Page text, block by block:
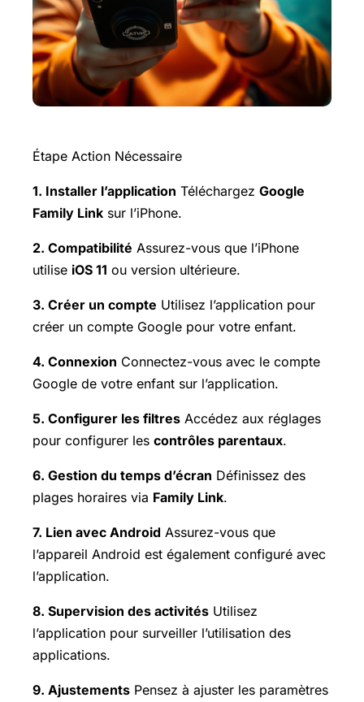
Étape Action Nécessaire
1. Installer l’application Téléchargez Google
Family Link sur l’iPhone.
2. Compatibilité Assurez-vous que l’iPhone
utilise iOS 11 ou version ultérieure.
3. Créer un compte Utilisez l’application pour
créer un compte Google pour votre enfant.
4. Connexion Connectez-vous avec le compte
Google de votre enfant sur l’application.
5. Configurer les filtres Accédez aux réglages
pour configurer les contrôles parentaux.
6. Gestion du temps d’écran Définissez des
plages horaires via Family Link.
7. Lien avec Android Assurez-vous que
l’appareil Android est également configuré avec
l’application.
8. Supervision des activités Utilisez
l’application pour surveiller l’utilisation des
applications.
9. Ajustements Pensez à ajuster les paramètres